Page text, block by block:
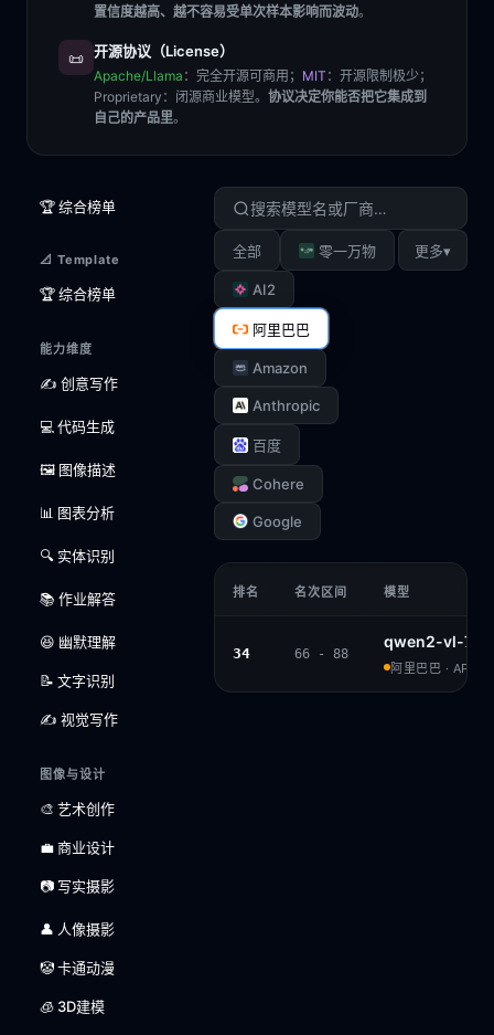
置信度越高、越不容易受单次样本影响而波动。
📜 开源协议（License）
Apache/Llama ：完全开源可商用； MIT ：开源限制极少；
Proprietary ：闭源商业模型。 协议决定你能否把它集成到
自己的产品里。
🏆 综合榜单
📐 Template
🏆 综合榜单
能力维度
✍️ 创意写作
💻 代码生成
🖼️ 图像描述
📊 图表分析
🔍 实体识别
📚 作业解答
😆 幽默理解
📝 文字识别
✍️ 视觉写作
图像与设计
🎨 艺术创作
💼 商业设计
📷 写实摄影
👤 人像摄影
🤡 卡通动漫
🧊 3D建模
全部 零一万物
AI2
阿里巴巴
Amazon
Anthropic
百度
Cohere
Google
更多▾
排名 名次区间 模型
34 66 - 88
qwen2-vl-
阿里巴巴 ·